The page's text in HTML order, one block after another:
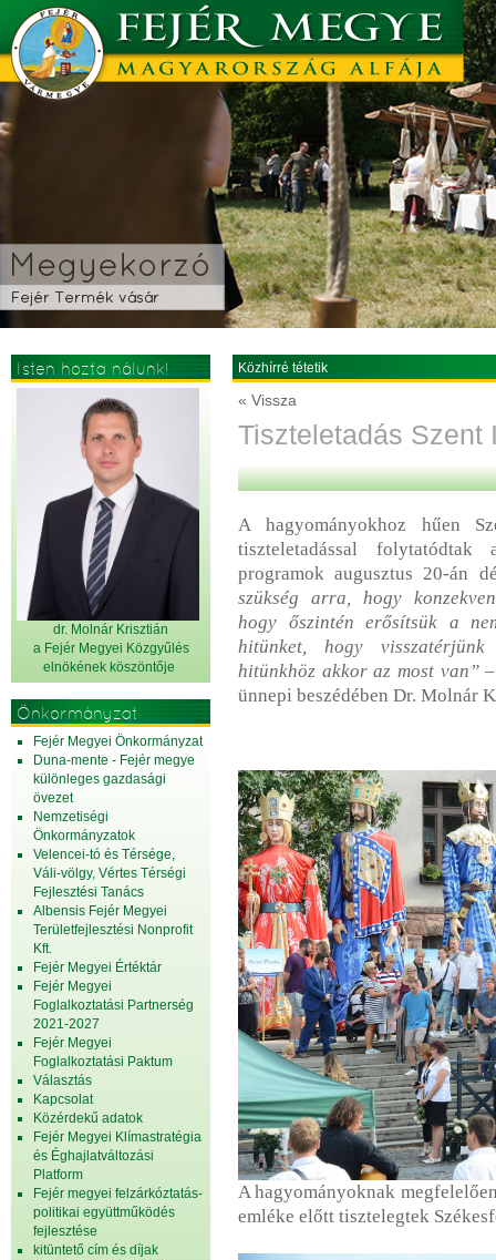
Isten hozta nálunk!
dr. Molnár Krisztián
a Fejér Megyei Közgyűlés
elnökének köszöntője
Önkormányzat
Fejér Megyei Önkormányzat
Duna-mente - Fejér megye
különleges gazdasági
övezet
Nemzetiségi
Önkormányzatok
Velencei-tó és Térsége,
Váli-völgy, Vértes Térségi
Fejlesztési Tanács
Albensis Fejér Megyei
Területfejlesztési Nonprofit
Kft.
Fejér Megyei Értéktár
Fejér Megyei
Foglalkoztatási Partnerség
2021-2027
Fejér Megyei
Foglalkoztatási Paktum
Választás
Kapcsolat
Közérdekű adatok
Fejér Megyei Klímastratégia
és Éghajlatváltozási
Platform
Fejér megyei felzárkóztatás-
politikai együttműködés
fejlesztése
kitüntető cím és díjak
Közhírré tétetik
« Vissza
Tiszteletadás Szent
A hagyományokhoz hűen
tiszteletadással folytatódtak
programok augusztus 20-án
szükség arra, hogy
hogy őszintén erősítsük a
hitünket, hogy visszatérjünk
hitünkhöz akkor az most van”–
ünnepi beszédében Dr. Molnár
A hagyományoknak
emléke előtt tisztelegtek